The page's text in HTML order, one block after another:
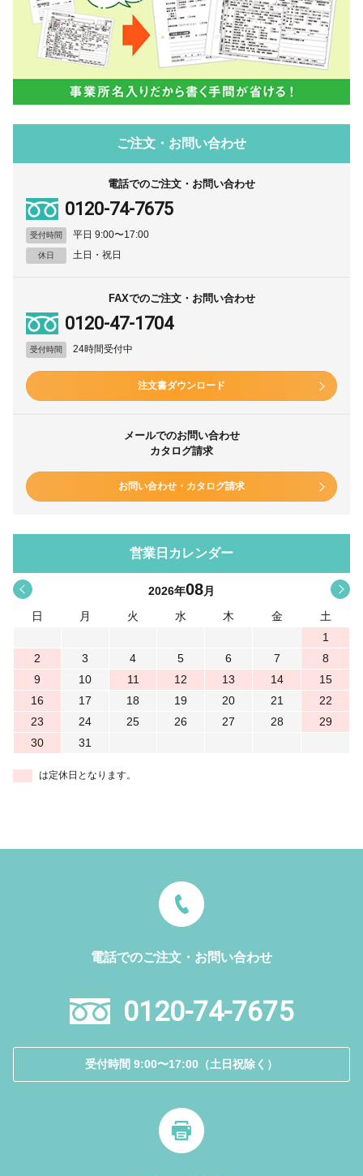
ご注文・お問い合わせ
電話でのご注文・お問い合わせ
0120-74-7675
受付時間 平日 9:00〜17:00
休日 土日・祝日
FAXでのご注文・お問い合わせ
0120-47-1704
受付時間 24時間受付中
注文書ダウンロード
メールでのお問い合わせ
カタログ請求
お問い合わせ・カタログ請求
営業日カレンダー
< >
2026年08月
日
月 火 水 木 金
土
1
2
3 4 5 6 7
8
9
10 11 12 13 14
15
16
17 18 19 20 21
22
23
24 25 26 27 28
29
30
31
は定休日となります。
電話でのご注文・お問い合わせ
0120-74-7675
受付時間 9:00〜17:00（土日祝除く）